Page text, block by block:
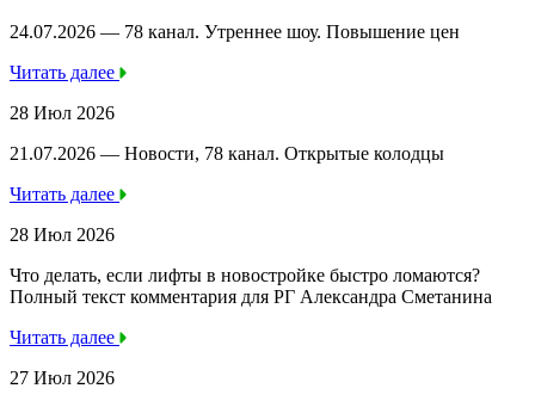
24.07.2026 — 78 канал. Утреннее шоу. Повышение цен
Читать далее
28 Июл 2026
21.07.2026 — Новости, 78 канал. Открытые колодцы
Читать далее
28 Июл 2026
Что делать, если лифты в новостройке быстро ломаются?
Полный текст комментария для РГ Александра Сметанина
Читать далее
27 Июл 2026